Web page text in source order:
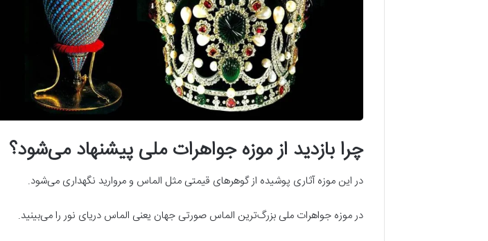
چرا بازدید از موزه جواهرات ملی پیشنهاد می‌شود؟
در این موزه آثاری پوشیده از گوهرهای قیمتی مثل الماس و مروارید نگهداری می‌شود.
در موزه جواهرات ملی بزرگ‌ترین الماس صورتی جهان یعنی الماس دریای نور را می‌بینید.